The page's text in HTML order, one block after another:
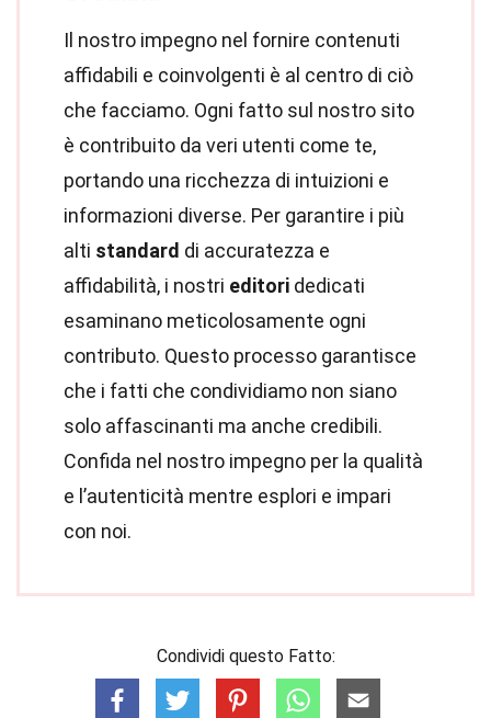
Il nostro impegno nel fornire contenuti
affidabili e coinvolgenti è al centro di ciò
che facciamo. Ogni fatto sul nostro sito
è contribuito da veri utenti come te,
portando una ricchezza di intuizioni e
informazioni diverse. Per garantire i più
alti standard di accuratezza e
affidabilità, i nostri editori dedicati
esaminano meticolosamente ogni
contributo. Questo processo garantisce
che i fatti che condividiamo non siano
solo affascinanti ma anche credibili.
Confida nel nostro impegno per la qualità
e l’autenticità mentre esplori e impari
con noi.
Condividi questo Fatto: